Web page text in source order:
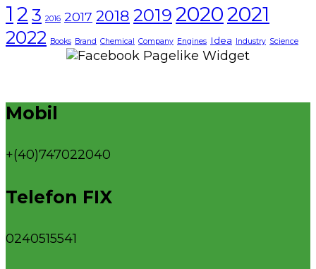
1 2 3 2016 2017 2018 2019 20202021
2022 Books Brand Chemical Company Engines Idea Industry Science
Mobil
+(40)747022040
Telefon FIX
0240515541